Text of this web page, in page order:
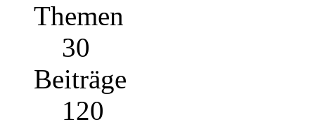
Themen
30
Beiträge
120